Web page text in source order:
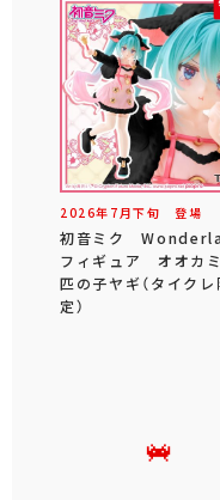
2026年 7 月下旬 登場
初音ミク
フィギュア オオカ
匹の子ヤギ（タイクレ
定）